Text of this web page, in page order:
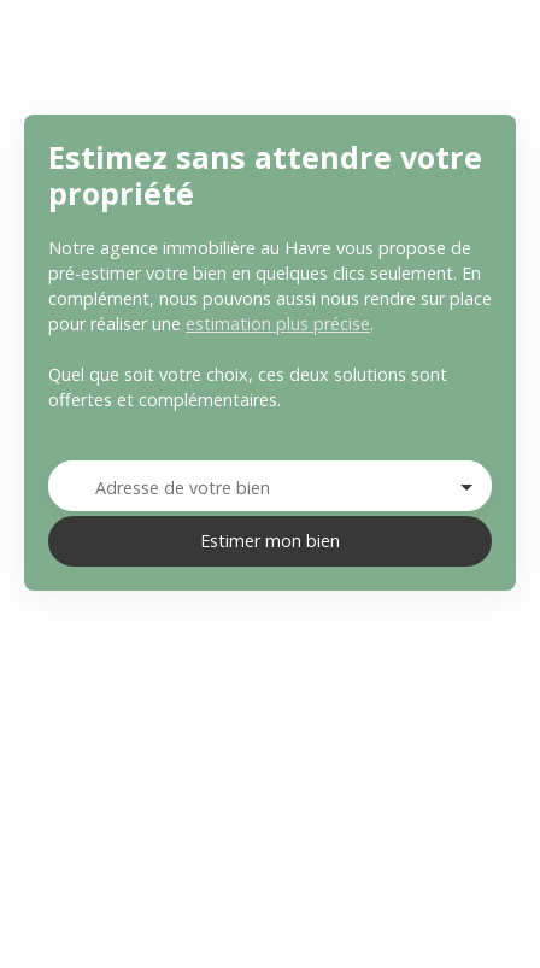
Estimez sans attendre votre
propriété
Notre agence immobilière au Havre vous propose de
pré-estimer votre bien en quelques clics seulement. En
complément, nous pouvons aussi nous rendre sur place
pour réaliser une estimation plus précise.
Quel que soit votre choix, ces deux solutions sont
offertes et complémentaires.
Adresse de votre bien
Estimer mon bien